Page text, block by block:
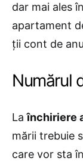
dar mai ales
apartament
ții cont de
Numărul
Laînchiriere
mării trebuie
care vor sta